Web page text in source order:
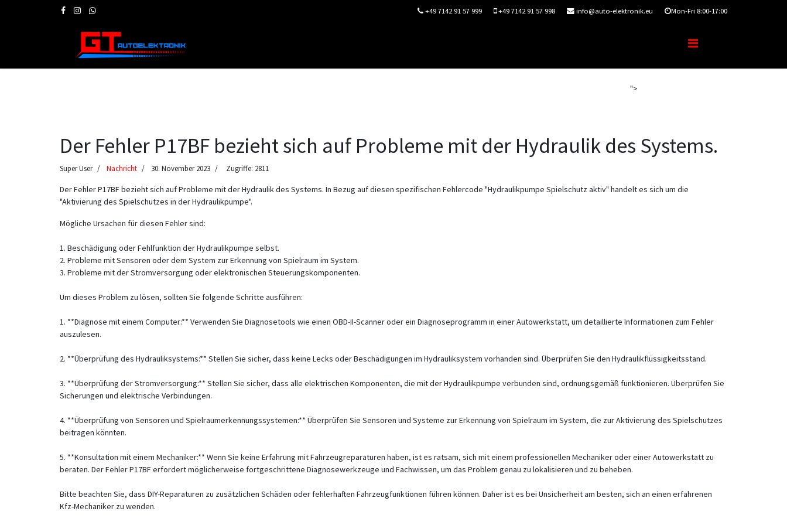
+49 7142 91 57 999 +49 7142 91 57 998 info@auto-elektronik.eu Mon-Fri 8:00-17:00
">
Der Fehler P17BF bezieht sich auf Probleme mit der Hydraulik des Systems.
Super User Nachricht 30. November 2023 Zugriffe: 2811
Der Fehler P17BF bezieht sich auf Probleme mit der Hydraulik des Systems. In Bezug auf diesen spezifischen Fehlercode "Hydraulikpumpe Spielschutz aktiv" handelt es sich um die
"Aktivierung des Spielschutzes in der Hydraulikpumpe".
Mögliche Ursachen für diesen Fehler sind:
1. Beschädigung oder Fehlfunktion der Hydraulikpumpe selbst.
2. Probleme mit Sensoren oder dem System zur Erkennung von Spielraum im System.
3. Probleme mit der Stromversorgung oder elektronischen Steuerungskomponenten.
Um dieses Problem zu lösen, sollten Sie folgende Schritte ausführen:
1. **Diagnose mit einem Computer:** Verwenden Sie Diagnosetools wie einen OBD-II-Scanner oder ein Diagnoseprogramm in einer Autowerkstatt, um detaillierte Informationen zum Fehler
auszulesen.
2. **Überprüfung des Hydrauliksystems:** Stellen Sie sicher, dass keine Lecks oder Beschädigungen im Hydrauliksystem vorhanden sind. Überprüfen Sie den Hydraulikflüssigkeitsstand.
3. **Überprüfung der Stromversorgung:** Stellen Sie sicher, dass alle elektrischen Komponenten, die mit der Hydraulikpumpe verbunden sind, ordnungsgemäß funktionieren. Überprüfen Sie
Sicherungen und elektrische Verbindungen.
4. **Überprüfung von Sensoren und Spielraumerkennungssystemen:** Überprüfen Sie Sensoren und Systeme zur Erkennung von Spielraum im System, die zur Aktivierung des Spielschutzes
beitragen könnten.
5. **Konsultation mit einem Mechaniker:** Wenn Sie keine Erfahrung mit Fahrzeugreparaturen haben, ist es ratsam, sich mit einem professionellen Mechaniker oder einer Autowerkstatt zu
beraten. Der Fehler P17BF erfordert möglicherweise fortgeschrittene Diagnosewerkzeuge und Fachwissen, um das Problem genau zu lokalisieren und zu beheben.
Bitte beachten Sie, dass DIY-Reparaturen zu zusätzlichen Schäden oder fehlerhaften Fahrzeugfunktionen führen können. Daher ist es bei Unsicherheit am besten, sich an einen erfahrenen
Kfz-Mechaniker zu wenden.